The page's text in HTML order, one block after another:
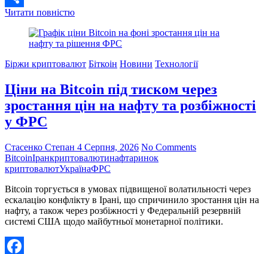
Поділитися
Читати повністюФедеральна
Система
США
ставки
змін:
як
це
Bitcoin
та
Ethereum
Біржи криптовалют Біткоін Новини Технології
Ціни на Bitcoin під тиском через
зростання цін на нафту та розбіжності
у ФРС
Стасенко Степан 4 Серпня, 2026 No Comments
BitcoinІранкриптовалютинафтаринок
криптовалютУкраїнаФРС
Bitcoin торгується в умовах підвищеної волатильності через
ескалацію конфлікту в Ірані, що спричинило зростання цін на
нафту, а також через розбіжності у Федеральній резервній
системі США щодо майбутньої монетарної політики.